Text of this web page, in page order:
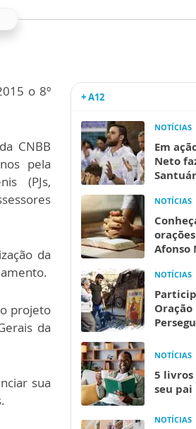
o 8º
CNBB
pela
(PJs,
da
projeto
da
sua
+ A12
NOTÍCIAS
Em
Neto
NOTÍCIAS
Afonso
NOTÍCIAS
NOTÍCIAS
5
seu pai
NOTÍCIAS